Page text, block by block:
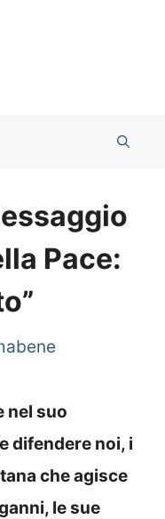
Pace:
nel suo
difendere noi, i
che agisce
le sue